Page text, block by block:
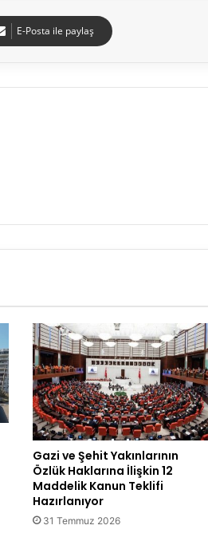
E-Posta ile paylaş
Gazi ve Şehit Yakınlarının
Özlük Haklarına İlişkin 12
Maddelik Kanun Teklifi
Hazırlanıyor
31 Temmuz 2026